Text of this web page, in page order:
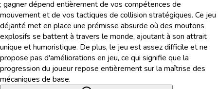
; gagner dépend entièrement de vos compétences de
mouvement et de vos tactiques de collision stratégiques. Ce jeu
déjanté met en place une prémisse absurde où des moutons
explosifs se battent à travers le monde, ajoutant à son attrait
unique et humoristique. De plus, le jeu est assez difficile et ne
propose pas d'améliorations en jeu, ce qui signifie que la
progression du joueur repose entièrement sur la maîtrise des
mécaniques de base.